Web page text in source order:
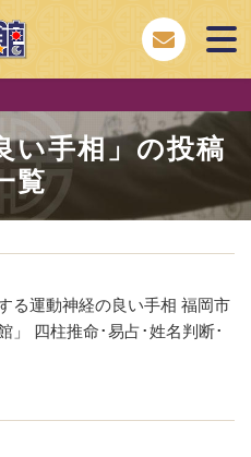
い手相 」の投稿
覧
る運動神経の良い手相 福岡市
」 四柱推命･易占･姓名判断･